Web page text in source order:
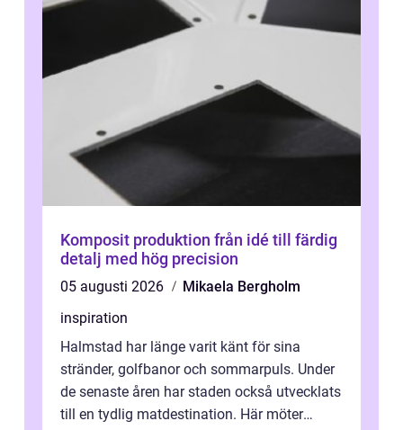
Komposit produktion från idé till färdig
detalj med hög precision
05 augusti 2026
Mikaela Bergholm
inspiration
Halmstad har länge varit känt för sina
stränder, golfbanor och sommarpuls. Under
de senaste åren har staden också utvecklats
till en tydlig matdestination. Här möter